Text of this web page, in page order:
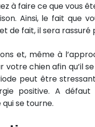
à faire ce que vous
Ainsi, le fait que
de fait, il sera
et, même à
chien afin qu’il
peut être
positive. A
se tourne.